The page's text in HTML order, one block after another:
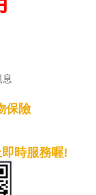
息
保險
時服務喔!